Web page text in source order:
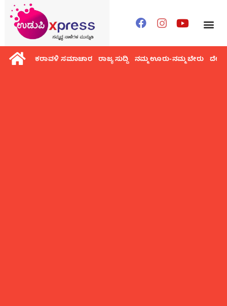
ಕರಾವಳಿ ಸಮಾಚಾರ ರಾಜ್ಯ ಸುದ್ದಿ ನಮ್ಮ ಊರು-ನಮ್ಮ ಬೇರು ದೇಶ